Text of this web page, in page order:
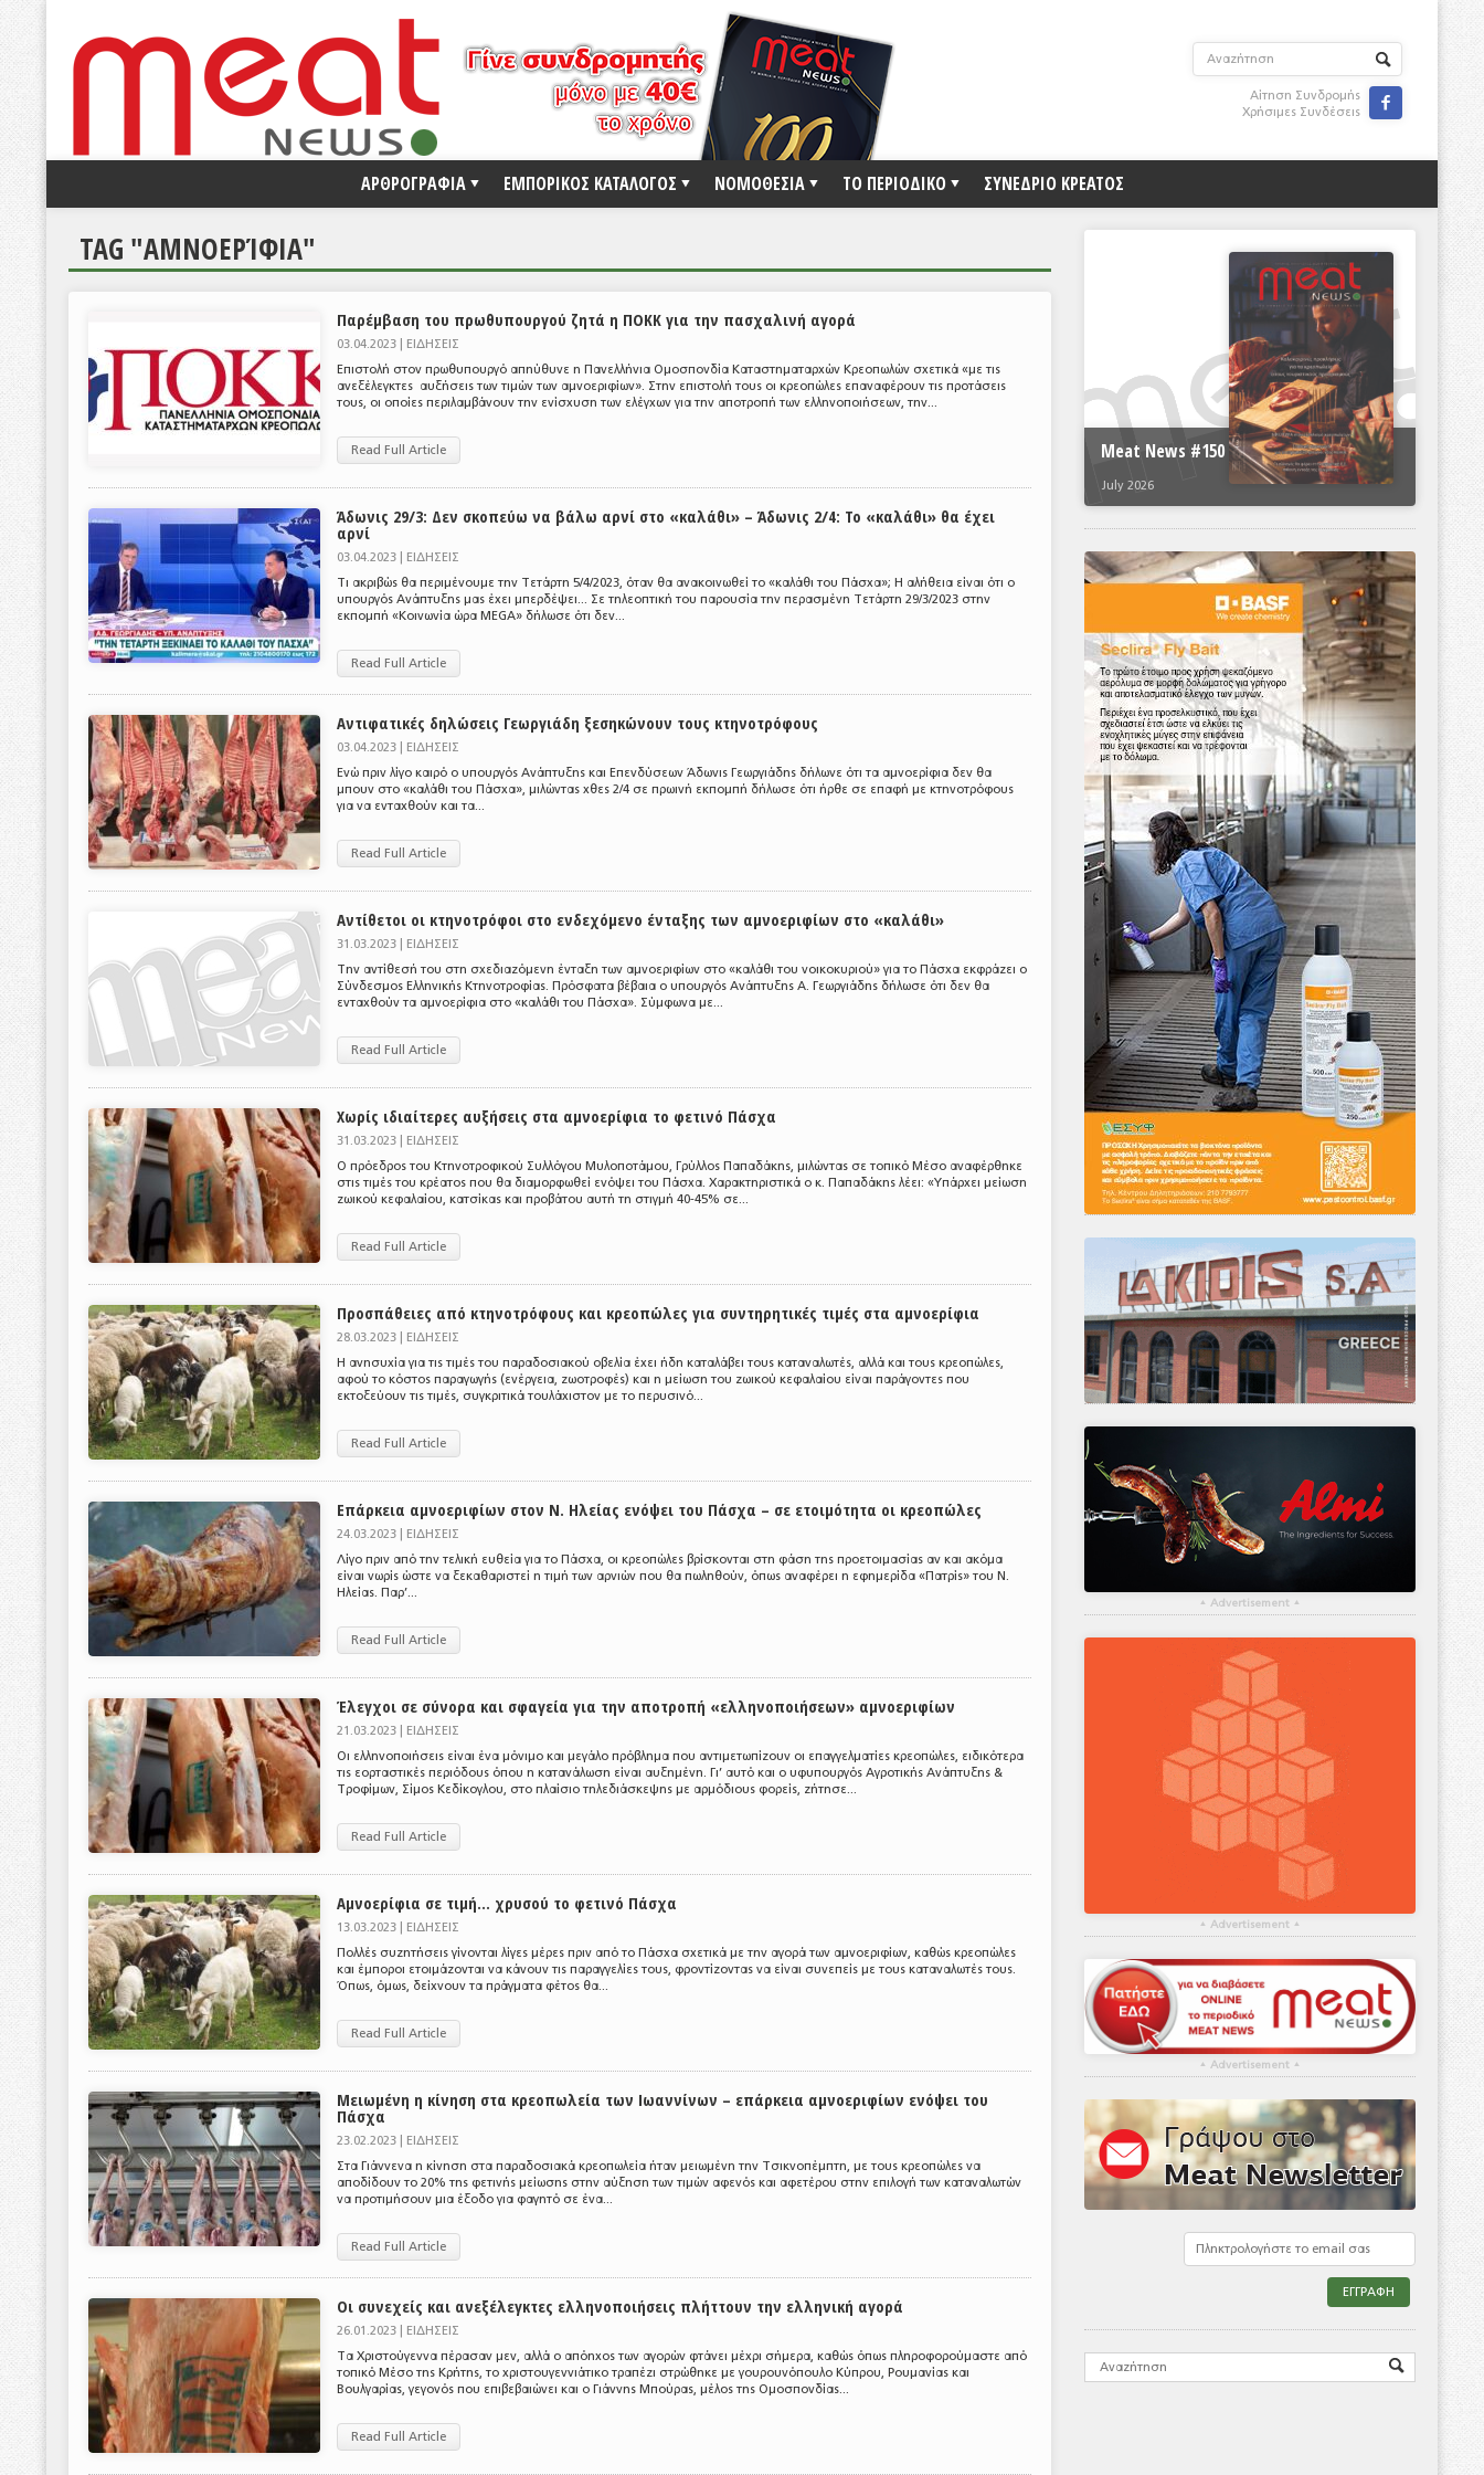
Αίτηση Συνδρομής
Χρήσιμες Συνδέσεις

ΑΡΘΡΟΓΡΑΦΙΑ ΕΜΠΟΡΙΚΟΣ ΚΑΤΑΛΟΓΟΣ ΝΟΜΟΘΕΣΙΑ ΤΟ ΠΕΡΙΟΔΙΚΟ ΣΥΝΕΔΡΙΟ ΚΡΕΑΤΟΣ
TAG "ΑΜΝΟΕΡΊΦΙΑ"
Παρέμβαση του πρωθυπουργού ζητά η ΠΟΚΚ για την πασχαλινή αγορά
03.04.2023 | ΕΙΔΗΣΕΙΣ
Επιστολή στον πρωθυπουργό απηύθυνε η Πανελλήνια Ομοσπονδία Καταστηματαρχών Κρεοπωλών σχετικά «με τις
ανεξέλεγκτες αυξήσεις των τιμών των αμνοεριφίων». Στην επιστολή τους οι κρεοπώλες επαναφέρουν τις προτάσεις
τους, οι οποίες περιλαμβάνουν την ενίσχυση των ελέγχων για την αποτροπή των ελληνοποιήσεων, την...
Read Full Article
Άδωνις 29/3: Δεν σκοπεύω να βάλω αρνί στο «καλάθι» – Άδωνις 2/4: Το «καλάθι» θα έχει
αρνί
03.04.2023 | ΕΙΔΗΣΕΙΣ
Τι ακριβώς θα περιμένουμε την Τετάρτη 5/4/2023, όταν θα ανακοινωθεί το «καλάθι του Πάσχα»; Η αλήθεια είναι ότι ο
υπουργός Ανάπτυξης μας έχει μπερδέψει... Σε τηλεοπτική του παρουσία την περασμένη Τετάρτη 29/3/2023 στην
εκπομπή «Κοινωνία ώρα MEGA» δήλωσε ότι δεν...
Read Full Article
Αντιφατικές δηλώσεις Γεωργιάδη ξεσηκώνουν τους κτηνοτρόφους
03.04.2023 | ΕΙΔΗΣΕΙΣ
Ενώ πριν λίγο καιρό ο υπουργός Ανάπτυξης και Επενδύσεων Άδωνις Γεωργιάδης δήλωνε ότι τα αμνοερίφια δεν θα
μπουν στο «καλάθι του Πάσχα», μιλώντας χθες 2/4 σε πρωινή εκπομπή δήλωσε ότι ήρθε σε επαφή με κτηνοτρόφους
για να ενταχθούν και τα...
Read Full Article
Αντίθετοι οι κτηνοτρόφοι στο ενδεχόμενο ένταξης των αμνοεριφίων στο «καλάθι»
31.03.2023 | ΕΙΔΗΣΕΙΣ
Την αντίθεσή του στη σχεδιαζόμενη ένταξη των αμνοεριφίων στο «καλάθι του νοικοκυριού» για το Πάσχα εκφράζει ο
Σύνδεσμος Ελληνικής Κτηνοτροφίας. Πρόσφατα βέβαια ο υπουργός Ανάπτυξης Α. Γεωργιάδης δήλωσε ότι δεν θα
ενταχθούν τα αμνοερίφια στο «καλάθι του Πάσχα». Σύμφωνα με...
Read Full Article
Χωρίς ιδιαίτερες αυξήσεις στα αμνοερίφια το φετινό Πάσχα
31.03.2023 | ΕΙΔΗΣΕΙΣ
Ο πρόεδρος του Κτηνοτροφικού Συλλόγου Μυλοποτάμου, Γρύλλος Παπαδάκης, μιλώντας σε τοπικό Μέσο αναφέρθηκε
στις τιμές του κρέατος που θα διαμορφωθεί ενόψει του Πάσχα. Χαρακτηριστικά ο κ. Παπαδάκης λέει: «Υπάρχει μείωση
ζωικού κεφαλαίου, κατσίκας και προβάτου αυτή τη στιγμή 40-45% σε...
Read Full Article
Προσπάθειες από κτηνοτρόφους και κρεοπώλες για συντηρητικές τιμές στα αμνοερίφια
28.03.2023 | ΕΙΔΗΣΕΙΣ
Η ανησυχία για τις τιμές του παραδοσιακού οβελία έχει ήδη καταλάβει τους καταναλωτές, αλλά και τους κρεοπώλες,
αφού το κόστος παραγωγής (ενέργεια, ζωοτροφές) και η μείωση του ζωικού κεφαλαίου είναι παράγοντες που
εκτοξεύουν τις τιμές, συγκριτικά τουλάχιστον με το περυσινό...
Read Full Article
Επάρκεια αμνοεριφίων στον Ν. Ηλείας ενόψει του Πάσχα – σε ετοιμότητα οι κρεοπώλες
24.03.2023 | ΕΙΔΗΣΕΙΣ
Λίγο πριν από την τελική ευθεία για το Πάσχα, οι κρεοπώλες βρίσκονται στη φάση της προετοιμασίας αν και ακόμα
είναι νωρίς ώστε να ξεκαθαριστεί η τιμή των αρνιών που θα πωληθούν, όπως αναφέρει η εφημερίδα «Πατρίς» του Ν.
Ηλείας. Παρ’...
Read Full Article
Έλεγχοι σε σύνορα και σφαγεία για την αποτροπή «ελληνοποιήσεων» αμνοεριφίων
21.03.2023 | ΕΙΔΗΣΕΙΣ
Οι ελληνοποιήσεις είναι ένα μόνιμο και μεγάλο πρόβλημα που αντιμετωπίζουν οι επαγγελματίες κρεοπώλες, ειδικότερα
τις εορταστικές περιόδους όπου η κατανάλωση είναι αυξημένη. Γι’ αυτό και ο υφυπουργός Αγροτικής Ανάπτυξης &
Τροφίμων, Σίμος Κεδίκογλου, στο πλαίσιο τηλεδιάσκεψης με αρμόδιους φορείς, ζήτησε...
Read Full Article
Αμνοερίφια σε τιμή… χρυσού το φετινό Πάσχα
13.03.2023 | ΕΙΔΗΣΕΙΣ
Πολλές συζητήσεις γίνονται λίγες μέρες πριν από το Πάσχα σχετικά με την αγορά των αμνοεριφίων, καθώς κρεοπώλες
και έμποροι ετοιμάζονται να κάνουν τις παραγγελίες τους, φροντίζοντας να είναι συνεπείς με τους καταναλωτές τους.
Όπως, όμως, δείχνουν τα πράγματα φέτος θα...
Read Full Article
Μειωμένη η κίνηση στα κρεοπωλεία των Ιωαννίνων – επάρκεια αμνοεριφίων ενόψει του
Πάσχα
23.02.2023 | ΕΙΔΗΣΕΙΣ
Στα Γιάννενα η κίνηση στα παραδοσιακά κρεοπωλεία ήταν μειωμένη την Τσικνοπέμπτη, με τους κρεοπώλες να
αποδίδουν το 20% της φετινής μείωσης στην αύξηση των τιμών αφενός και αφετέρου στην επιλογή των καταναλωτών
να προτιμήσουν μια έξοδο για φαγητό σε ένα...
Read Full Article
Οι συνεχείς και ανεξέλεγκτες ελληνοποιήσεις πλήττουν την ελληνική αγορά
26.01.2023 | ΕΙΔΗΣΕΙΣ
Τα Χριστούγεννα πέρασαν μεν, αλλά ο απόηχος των αγορών φτάνει μέχρι σήμερα, καθώς όπως πληροφορούμαστε από
τοπικό Μέσο της Κρήτης, το χριστουγεννιάτικο τραπέζι στρώθηκε με γουρουνόπουλο Κύπρου, Ρουμανίας και
Βουλγαρίας, γεγονός που επιβεβαιώνει και ο Γιάννης Μπούρας, μέλος της Ομοσπονδίας...
Read Full Article
Meat News #150
July 2026
▴ Advertisement ▴
▴ Advertisement ▴
▴ Advertisement ▴